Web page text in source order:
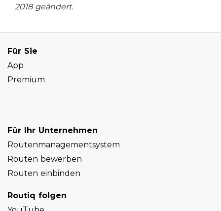
2018 geändert.
Für Sie
App
Premium
Für Ihr Unternehmen
Routenmanagementsystem
Routen bewerben
Routen einbinden
Routiq folgen